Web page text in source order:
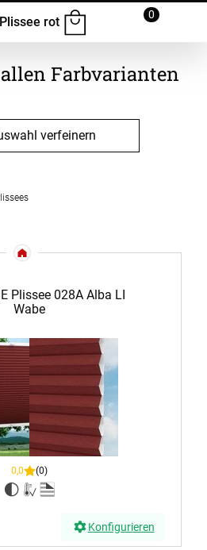
Plissee rot
0
Farbvarianten
verfeinern
Plissee 028A Alba LI
Wabe
0,0 (0)
Konfigurieren